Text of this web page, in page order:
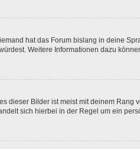
hat das Forum bislang in deine
Weitere Informationen dazu
dieser Bilder ist meist mit deinem
sich hierbei in der Regel um ein